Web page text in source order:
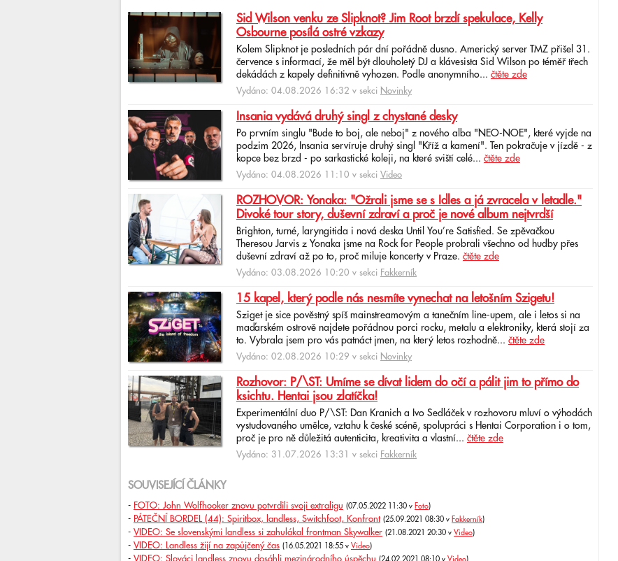
Sid Wilson venku ze Slipknot? Jim Root brzdí spekulace, Kelly
Osbourne posílá ostré vzkazy
Kolem Slipknot je posledních pár dní pořádně dusno. Americký server TMZ přišel 31.
července s informací, že měl být dlouholetý DJ a klávesista Sid Wilson po téměř třech
dekádách z kapely definitivně vyhozen. Podle anonymního... čtěte zde
Vydáno: 04.08.2026 16:32 v sekci Novinky
Insania vydává druhý singl z chystané desky
Po prvním singlu "Bude to boj, ale neboj" z nového alba "NEO-NOE", které vyjde na
podzim 2026, Insania servíruje druhý singl "Kříž a kamení". Ten pokračuje v jízdě - z
kopce bez brzd - po sarkastické koleji, na které sviští celé... čtěte zde
Vydáno: 04.08.2026 11:10 v sekci Video
ROZHOVOR: Yonaka: "Ožrali jsme se s Idles a já zvracela v letadle."
Divoké tour story, duševní zdraví a proč je nové album nejtvrdší
Brighton, turné, laryngitida i nová deska Until You’re Satisfied. Se zpěvačkou
Theresou Jarvis z Yonaka jsme na Rock for People probrali všechno od hudby přes
duševní zdraví až po to, proč miluje koncerty v Praze. čtěte zde
Vydáno: 03.08.2026 10:20 v sekci Fakkerník
15 kapel, který podle nás nesmíte vynechat na letošním Szigetu!
Sziget je sice pověstný spíš mainstreamovým a tanečním line-upem, ale i letos si na
maďarském ostrově najdete pořádnou porci rocku, metalu a elektroniky, která stojí za
to. Vybrala jsem pro vás patnáct jmen, na který letos rozhodně... čtěte zde
Vydáno: 02.08.2026 10:29 v sekci Novinky
Rozhovor: P/\ST: Umíme se dívat lidem do očí a pálit jim to přímo do
ksichtu. Hentai jsou zlatíčka!
Experimentální duo P/\ST: Dan Kranich a Ivo Sedláček v rozhovoru mluví o výhodách
vystudovaného umělce, vztahu k české scéně, spolupráci s Hentai Corporation i o tom,
proč je pro ně důležitá autenticita, kreativita a vlastní... čtěte zde
Vydáno: 31.07.2026 13:31 v sekci Fakkerník
SOUVISEJÍCÍ ČLÁNKY
- FOTO: John Wolfhooker znovu potvrdili svoji extraligu (07.05.2022 11:30 v Foto)
- PÁTEČNÍ BORDEL (44): Spiritbox, landless, Switchfoot, Konfront (25.09.2021 08:30 v Fakkerník)
- VIDEO: Se slovenskými landless si zahulákal frontman Skywalker (21.08.2021 20:30 v Video)
- VIDEO: Landless žijí na zapůjčený čas (16.05.2021 18:55 v Video)
- VIDEO: Slováci landless znovu dosáhli mezinárodního úspěchu